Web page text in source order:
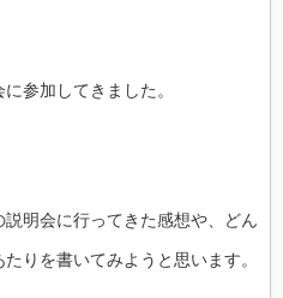
参加してきました。
明会に行ってきた感想や、どん
りを書いてみようと思います。